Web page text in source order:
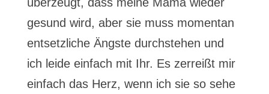
gesund wird, aber sie muss momentan
entsetzliche Ängste durchstehen und
ich leide einfach mit Ihr. Es zerreißt mir
einfach das Herz, wenn ich sie so sehe